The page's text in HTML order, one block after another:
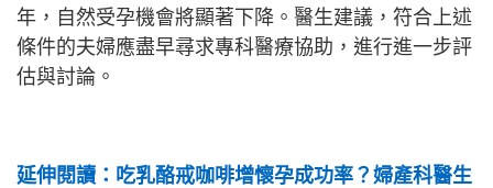
年，自然受孕機會將顯著下降。醫生建議，符合上述
條件的夫婦應盡早尋求專科醫療協助，進行進一步評
估與討論。
延伸閱讀：吃乳酪戒咖啡增懷孕成功率？婦產科醫生